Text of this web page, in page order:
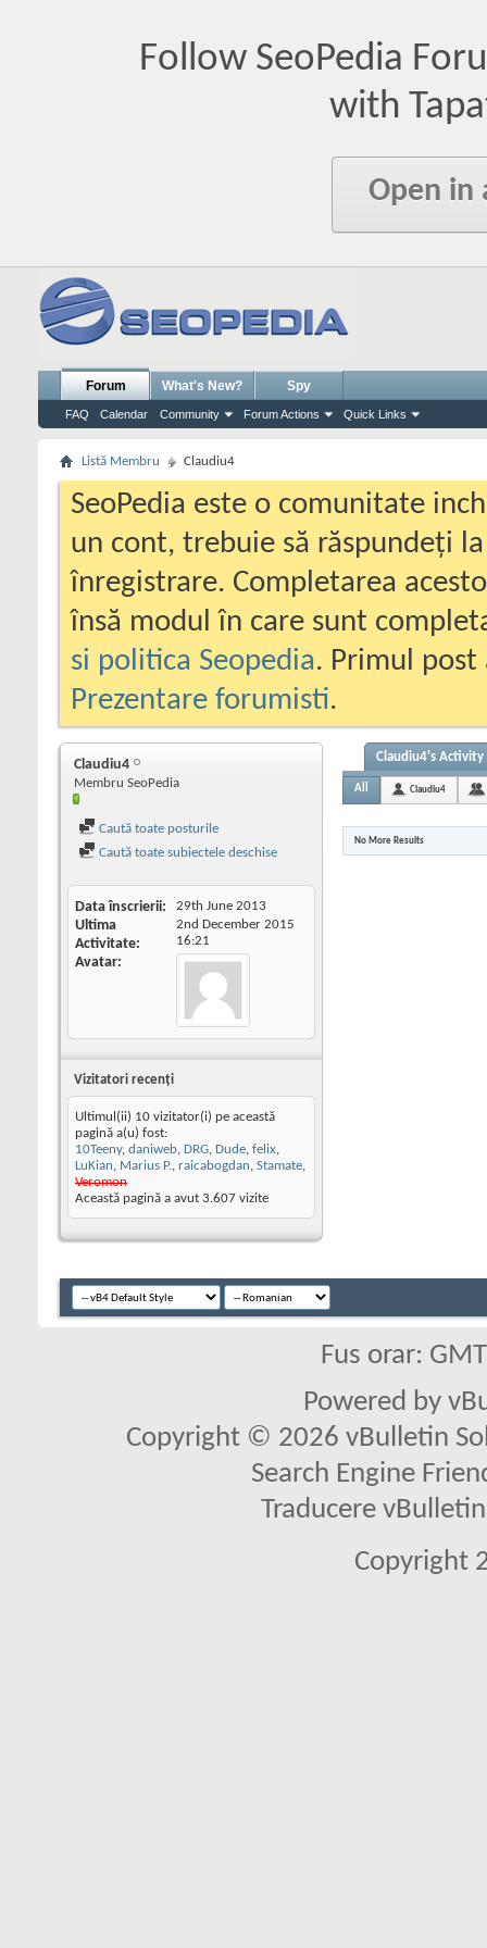
Follow SeoPedia
with
Open in
Forum
FAQ Calendar Community Forum Actions Quick Links
What's New? Spy
Listă Membru Claudiu4
SeoPedia este o comunitate
un cont, trebuie să răspundeți
înregistrare. Completarea
însă modul în care sunt
si politica Seopedia. Primul
Prezentare forumisti.
Claudiu4
Membru SeoPedia
Caută toate posturile
Caută toate subiectele deschise
Data înscrierii 29th June 2013
Ultima
Activitate
2nd December 2015
16:21
Avatar
Vizitatori recenţi
Ultimul(ii) 10 vizitator(i) pe această
pagină a(u) fost:
10Teeny, daniweb, DRG, Dude, felix,
LuKian, Marius P., raicabogdan, Stamate,
Veromon
Această pagină a avut 3.607 vizite
Claudiu4's Activity
All Claudiu4
No More Results
Fus orar:
Powered by
Copyright © 2026 vBulletin
Search Engine
Traducere
Copyright